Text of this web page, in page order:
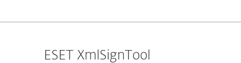
ESET XmlSignTool